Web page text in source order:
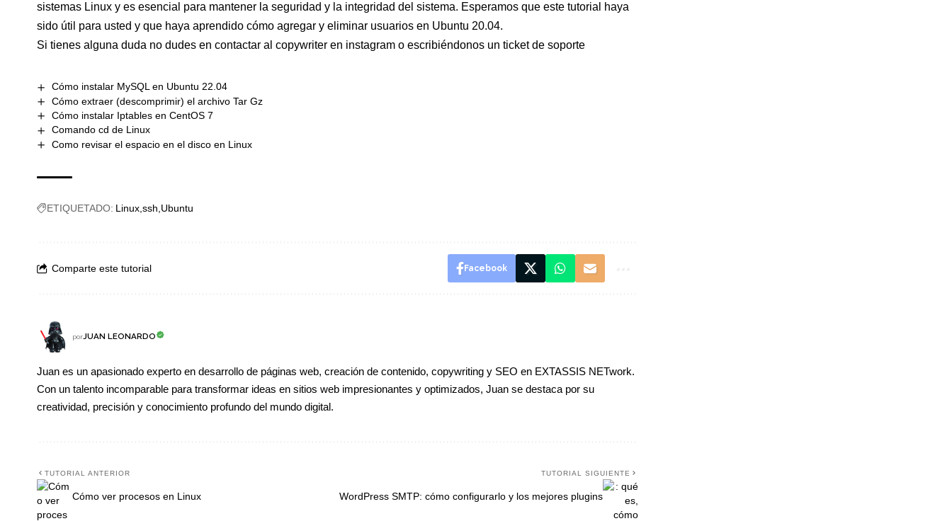
sistemas Linux y es esencial para mantener la seguridad y la integridad del sistema. Esperamos que este tutorial haya
sido útil para usted y que haya aprendido cómo agregar y eliminar usuarios en Ubuntu 20.04.
Si tienes alguna duda no dudes en contactar al copywriter en instagram o escribiéndonos un ticket de soporte
Cómo instalar MySQL en Ubuntu 22.04
Cómo extraer (descomprimir) el archivo Tar Gz
Cómo instalar Iptables en CentOS 7
Comando cd de Linux
Como revisar el espacio en el disco en Linux
ETIQUETADO: Linux ssh Ubuntu
Comparte este tutorial Facebook
porJUAN LEONARDO
Juan es un apasionado experto en desarrollo de páginas web, creación de contenido, copywriting y SEO en EXTASSIS NETwork.
Con un talento incomparable para transformar ideas en sitios web impresionantes y optimizados, Juan se destaca por su
creatividad, precisión y conocimiento profundo del mundo digital.
TUTORIAL ANTERIOR
Cómo ver procesos en Linux
TUTORIAL SIGUIENTE
WordPress SMTP: cómo configurarlo y los mejores plugins